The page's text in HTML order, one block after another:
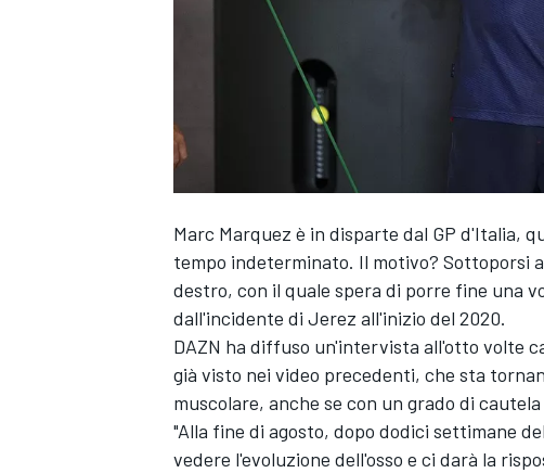
MONOPOSTO
Marc Marquez è in disparte dal GP d'Italia,
tempo indeterminato. Il motivo?
destro, con il quale spera di porre fine una
dall'incidente di Jerez all'inizio del 2020.
DAZN ha diffuso un'intervista all'otto volte
già visto nei video precedenti, che sta
muscolare, anche se con un grado di
"Alla fine di agosto, dopo dodici settimane
vedere l'evoluzione dell'osso e ci darà la